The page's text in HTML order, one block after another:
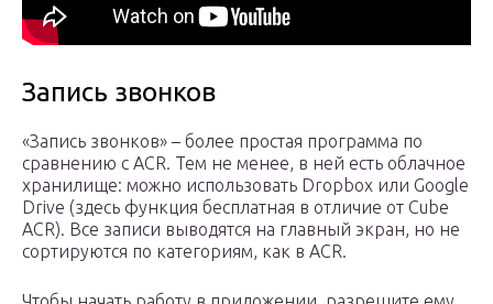
Запись звонков
«Запись звонков» – более простая программа по
сравнению с ACR. Тем не менее, в ней есть облачное
хранилище: можно использовать Dropbox или Google
Drive (здесь функция бесплатная в отличие от Cube
ACR). Все записи выводятся на главный экран, но не
сортируются по категориям, как в ACR.